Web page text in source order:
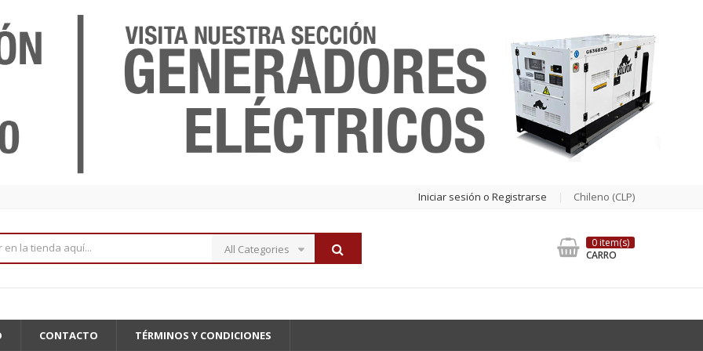
Iniciar sesión o Registrarse Chileno (CLP)
All Categories
0 item(s)
CARRO
CONTACTO TÉRMINOS Y CONDICIONES